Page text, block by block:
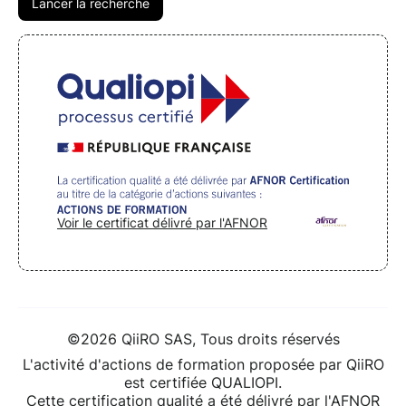
Voir le certificat délivré par l'AFNOR
©2026 QiiRO SAS, Tous droits réservés
L'activité d'actions de formation proposée par QiiRO
est certifiée QUALIOPI.
Cette certification qualité a été délivré par l'AFNOR